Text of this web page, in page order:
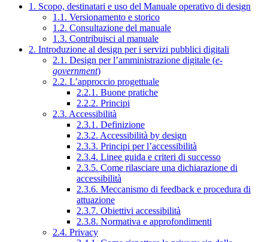
1. Scopo, destinatari e uso del Manuale operativo di design
1.1. Versionamento e storico
1.2. Consultazione del manuale
1.3. Contribuisci al manuale
2. Introduzione al design per i servizi pubblici digitali
2.1. Design per l’amministrazione digitale (e-
government)
2.2. L’approccio progettuale
2.2.1. Buone pratiche
2.2.2. Principi
2.3. Accessibilità
2.3.1. Definizione
2.3.2. Accessibilità by design
2.3.3. Principi per l’accessibilità
2.3.4. Linee guida e criteri di successo
2.3.5. Come rilasciare una dichiarazione di
accessibilità
2.3.6. Meccanismo di feedback e procedura di
attuazione
2.3.7. Obiettivi accessibilità
2.3.8. Normativa e approfondimenti
2.4. Privacy